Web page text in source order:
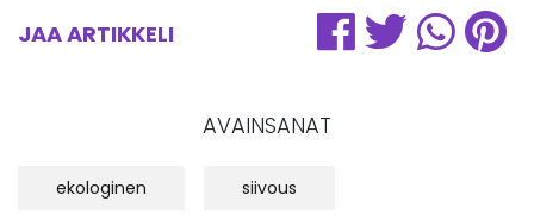
JAA ARTIKKELI
AVAINSANAT
ekologinen siivous